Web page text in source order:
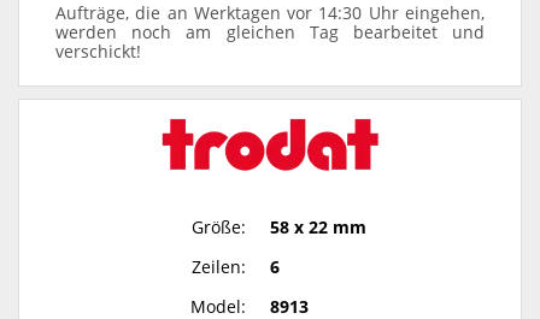
Aufträge, die an Werktagen vor 14:30 Uhr eingehen,
werden noch am gleichen Tag bearbeitet und
verschickt!
Größe:
58 x 22 mm
Zeilen:
6
Model:
8913